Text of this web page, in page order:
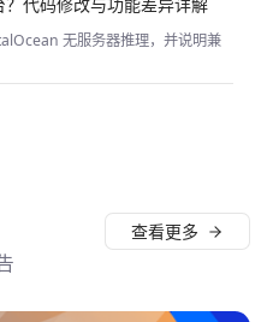
代码修改与功能差异详解
无服务器推理，并说明兼
查看更多